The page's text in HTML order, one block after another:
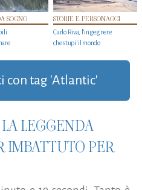
SOGNO STORIE E PERSONAGGI
Carlo Riva, l’ingegnere
che stupi' il mondo
con tag 'Atlantic'
LEGGENDA
IMBATTUTO PER